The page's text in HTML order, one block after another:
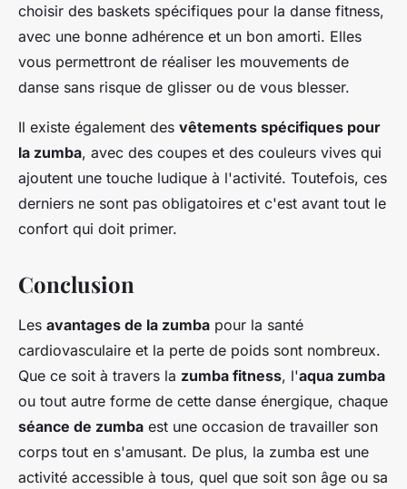
choisir des baskets spécifiques pour la danse fitness,
avec une bonne adhérence et un bon amorti. Elles
vous permettront de réaliser les mouvements de
danse sans risque de glisser ou de vous blesser.
Il existe également des vêtements spécifiques pour
la zumba, avec des coupes et des couleurs vives qui
ajoutent une touche ludique à l'activité. Toutefois, ces
derniers ne sont pas obligatoires et c'est avant tout le
confort qui doit primer.
Conclusion
Les avantages de la zumba pour la santé
cardiovasculaire et la perte de poids sont nombreux.
Que ce soit à travers la zumba fitness, l'aqua zumba
ou tout autre forme de cette danse énergique, chaque
séance de zumba est une occasion de travailler son
corps tout en s'amusant. De plus, la zumba est une
activité accessible à tous, quel que soit son âge ou sa